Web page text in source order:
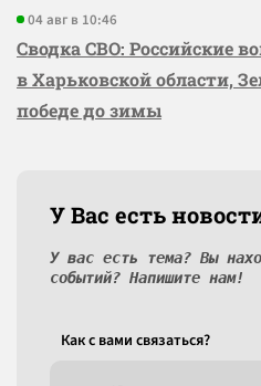
04 авг в 10:46
Сводка СВО: Российские
в Харьковской области,
победе до зимы
У Вас есть
У вас есть тема? Вы
событий? Напишите нам!
Как c вами связаться?